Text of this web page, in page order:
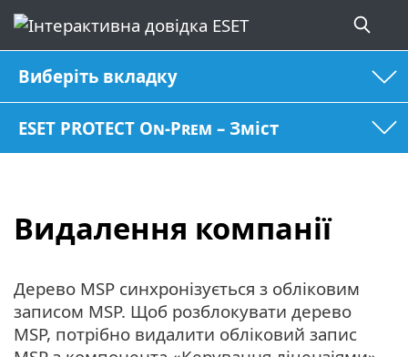
Виберіть вкладку
ESET PROTECT On-Prem – Зміст
Видалення компанії
Дерево MSP синхронізується з обліковим
записом MSP. Щоб розблокувати дерево
MSP, потрібно видалити обліковий запис